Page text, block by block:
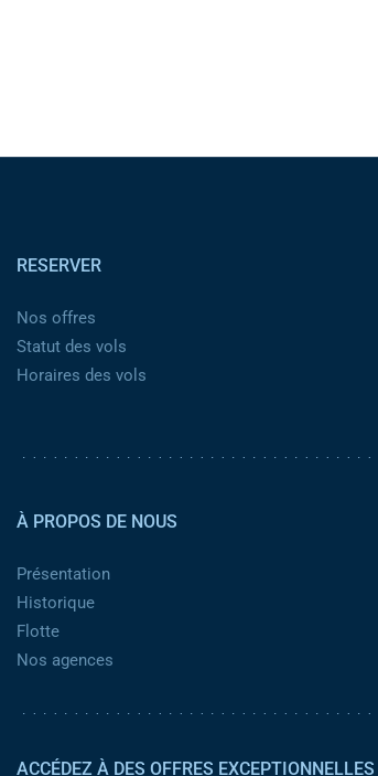
RESERVER
Nos offres
Statut des vols
Horaires des vols
À PROPOS DE NOUS
Présentation
Historique
Flotte
Nos agences
ACCÉDEZ À DES OFFRES EXCEPTIONNELLES